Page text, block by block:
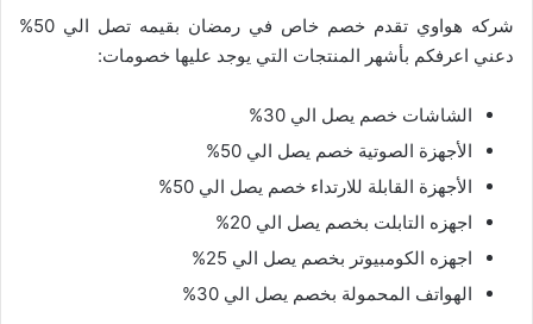
شركه هواوي تقدم خصم خاص في رمضان بقيمه تصل الي 50%
دعني اعرفكم بأشهر المنتجات التي يوجد عليها خصومات:
الشاشات خصم يصل الي 30%
الأجهزة الصوتية خصم يصل الي 50%
الأجهزة القابلة للارتداء خصم يصل الي 50%
اجهزه التابلت بخصم يصل الي 20%
اجهزه الكومبيوتر بخصم يصل الي 25%
الهواتف المحمولة بخصم يصل الي 30%